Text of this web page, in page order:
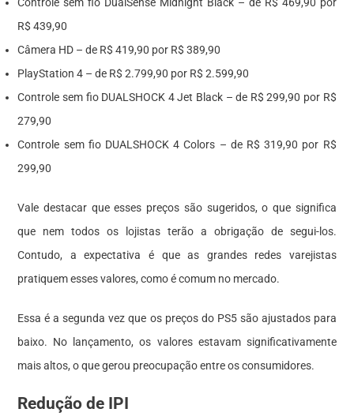
R$ 439,90
Câmera HD – de R$ 419,90 por R$ 389,90
PlayStation 4 – de R$ 2.799,90 por R$ 2.599,90
Controle sem fio DUALSHOCK 4 Jet Black – de R$ 299,90 por R$
279,90
Controle sem fio DUALSHOCK 4 Colors – de R$ 319,90 por R$
299,90
Vale destacar que esses preços são sugeridos, o que significa
que nem todos os lojistas terão a obrigação de segui-los.
Contudo, a expectativa é que as grandes redes varejistas
pratiquem esses valores, como é comum no mercado.
Essa é a segunda vez que os preços do PS5 são ajustados para
baixo. No lançamento, os valores estavam significativamente
mais altos, o que gerou preocupação entre os consumidores.
Redução de IPI